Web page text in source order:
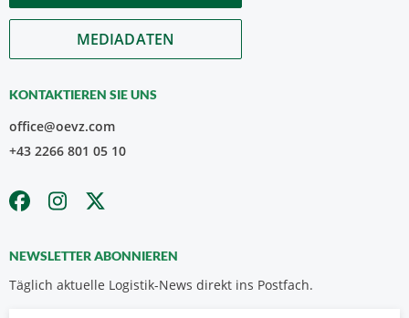
MEDIADATEN
KONTAKTIEREN SIE UNS
office@oevz.com
+43 2266 801 05 10
NEWSLETTER ABONNIEREN
Täglich aktuelle Logistik-News direkt ins Postfach.